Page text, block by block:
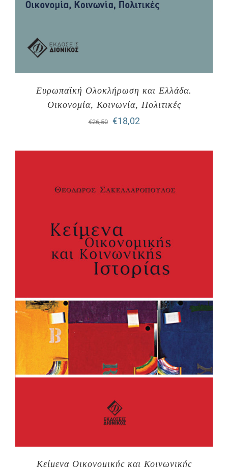
Ευρωπαϊκή Ολοκλήρωση και Ελλάδα.
Οικονομία, Κοινωνία, Πολιτικές
€26,50
Original
€18,02Η
€18,02.
Κείμενα Οικονομικής και Κοινωνικής